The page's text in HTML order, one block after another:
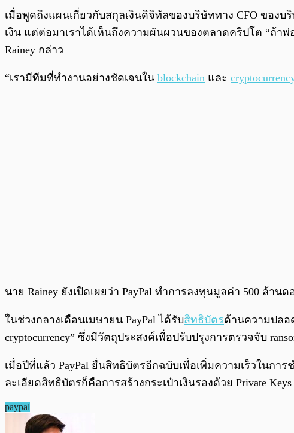
เมื่อพูดถึงแผนเกี่ยวกับสกุลเงินดิจิทัลของบริษัททาง CFO ของ
เงิน แต่ต่อมาเราได้เห็นถึงความผันผวนของตลาดคริปโต “ถ้า
Rainey กล่าว
“เรามีทีมที่ทำงานอย่างชัดเจนใน blockchain และ
นาย Rainey ยังเปิดเผยว่า PayPal ทำการลงทุนมูลค่า 500 ล้
ในช่วงกลางเดือนเมษายน PayPal ได้รับสิทธิบัตรด้านความปลอ
cryptocurrency” ซึ่งมีวัตถุประสงค์เพื่อปรับปรุงการตรวจจับ
เมื่อปีที่แล้ว PayPal ยื่นสิทธิบัตรอีกฉบับเพื่อเพิ่มความเร็วในการ
ละเอียดสิทธิบัตรก็คือการสร้างกระเป๋าเงินรองด้วย Private
paypal